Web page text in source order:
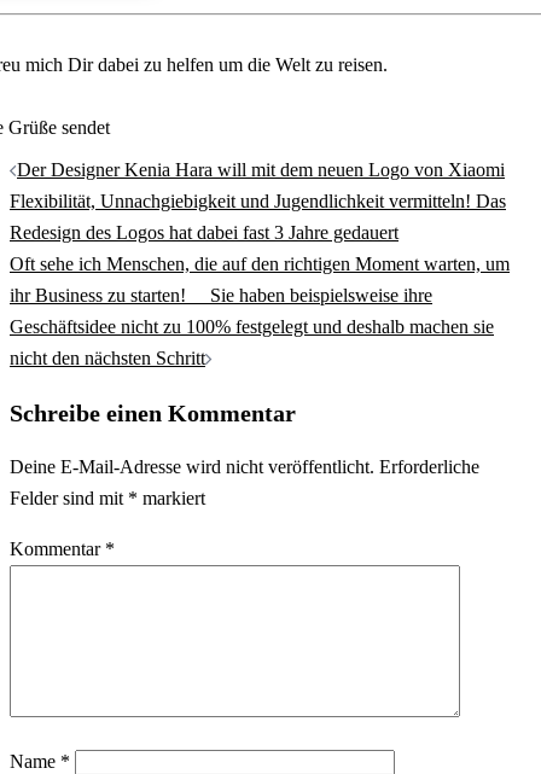
mich Dir dabei zu helfen um die Welt zu reisen.
Grüße sendet
Beitrags-
Navigation
Der Designer Kenia Hara will mit dem neuen Logo von Xiaomi
Flexibilität, Unnachgiebigkeit und Jugendlichkeit vermitteln! Das
Redesign des Logos hat dabei fast 3 Jahre gedauert
Oft sehe ich Menschen, die auf den richtigen Moment warten, um
ihr Business zu starten! ⠀ Sie haben beispielsweise ihre
Geschäftsidee nicht zu 100% festgelegt und deshalb machen sie
nicht den nächsten Schritt
Schreibe einen Kommentar
Deine E-Mail-Adresse wird nicht veröffentlicht. Erforderliche
Felder sind mit * markiert
Kommentar *
Name *